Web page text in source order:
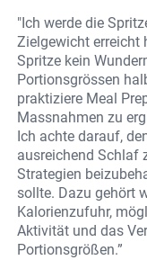
"Ich werde die
Zielgewicht erreicht
Spritze kein
Portionsgrössen
praktiziere Meal
Massnahmen zu
Ich achte darauf,
ausreichend Schlaf
Strategien
sollte. Dazu gehört
Kalorienzufuhr,
Aktivität und das
Portionsgrößen.”